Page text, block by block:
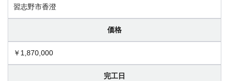
習志野市香澄
価格
￥1,870,000
完工日